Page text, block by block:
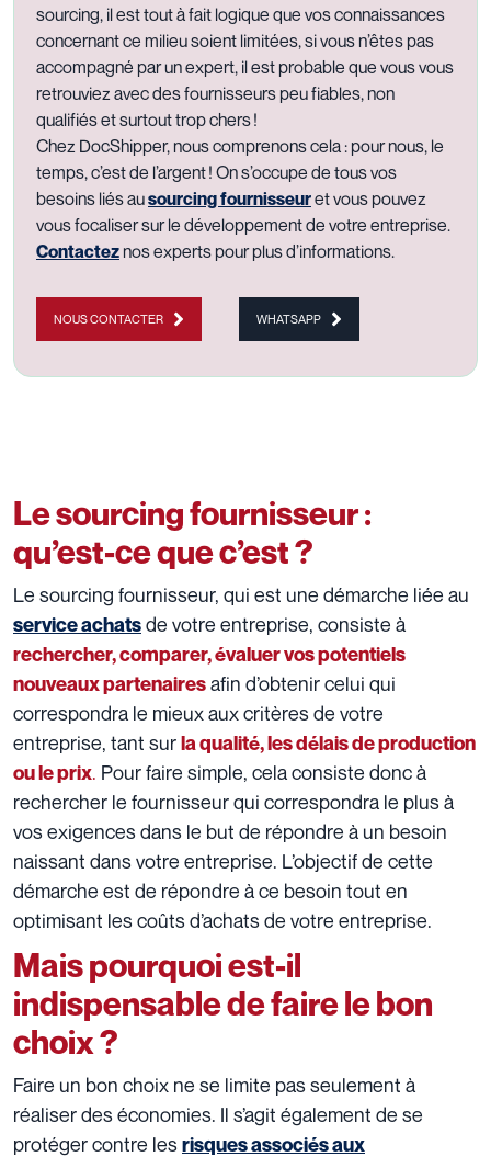
sourcing, il est tout à fait logique que vos connaissances
concernant ce milieu soient limitées, si vous n’êtes pas
accompagné par un expert, il est probable que vous vous
retrouviez avec des fournisseurs peu fiables, non
qualifiés et surtout trop chers !
Chez DocShipper, nous comprenons cela : pour nous, le
temps, c’est de l’argent ! On s’occupe de tous vos
besoins liés ausourcing fournisseuret vous pouvez
vous focaliser sur le développement de votre entreprise.
Contacteznos experts pour plus d’informations.
NOUS CONTACTER WHATSAPP
Le sourcing fournisseur :
qu’est-ce que c’est ?
Le sourcing fournisseur, qui est une démarche liée au
service achatsde votre entreprise, consiste à
rechercher, comparer, évaluer vos potentiels
nouveaux partenairesafin d’obtenir celui qui
correspondra le mieux aux critères de votre
entreprise, tant surla qualité, les délais de production
ou le prix. Pour faire simple, cela consiste donc à
rechercher le fournisseur qui correspondra le plus à
vos exigences dans le but de répondre à un besoin
naissant dans votre entreprise. L’objectif de cette
démarche est de répondre à ce besoin tout en
optimisant les coûts d’achats de votre entreprise.
Mais pourquoi est-il
indispensable de faire le bon
choix ?
Faire un bon choix ne se limite pas seulement à
réaliser des économies. Il s’agit également de se
protéger contre lesrisques associés aux